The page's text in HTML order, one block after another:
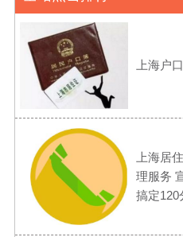
上海户
上海居
理服务
搞定120